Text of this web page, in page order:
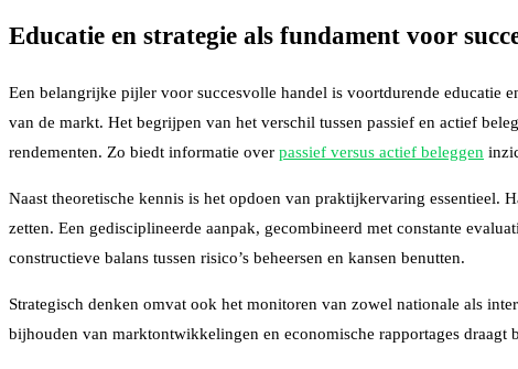
Educatie en strategie als fundament voor
Een belangrijke pijler voor succesvolle handel is voortdurende educatie
van de markt. Het begrijpen van het verschil tussen passief en actief
rendementen. Zo biedt informatie over passief versus actief beleggen
Naast theoretische kennis is het opdoen van praktijkervaring essentieel.
zetten. Een gedisciplineerde aanpak, gecombineerd met constante
constructieve balans tussen risico’s beheersen en kansen benutten.
Strategisch denken omvat ook het monitoren van zowel nationale als
bijhouden van marktontwikkelingen en economische rapportages draagt